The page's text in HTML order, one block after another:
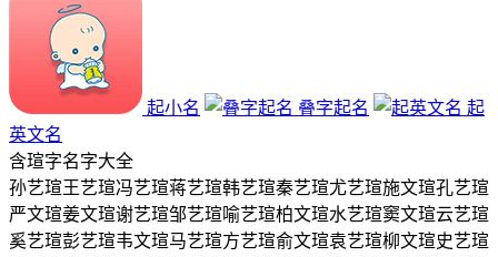
起小名 叠字起名
起
英文名
含瑄字名字大全
孙艺瑄王艺瑄冯艺瑄蒋艺瑄韩艺瑄秦艺瑄尤艺瑄施文瑄孔艺瑄
严文瑄姜文瑄谢艺瑄邹艺瑄喻艺瑄柏文瑄水艺瑄窦文瑄云艺瑄
奚艺瑄彭艺瑄韦文瑄马艺瑄方艺瑄俞文瑄袁艺瑄柳文瑄史艺瑄